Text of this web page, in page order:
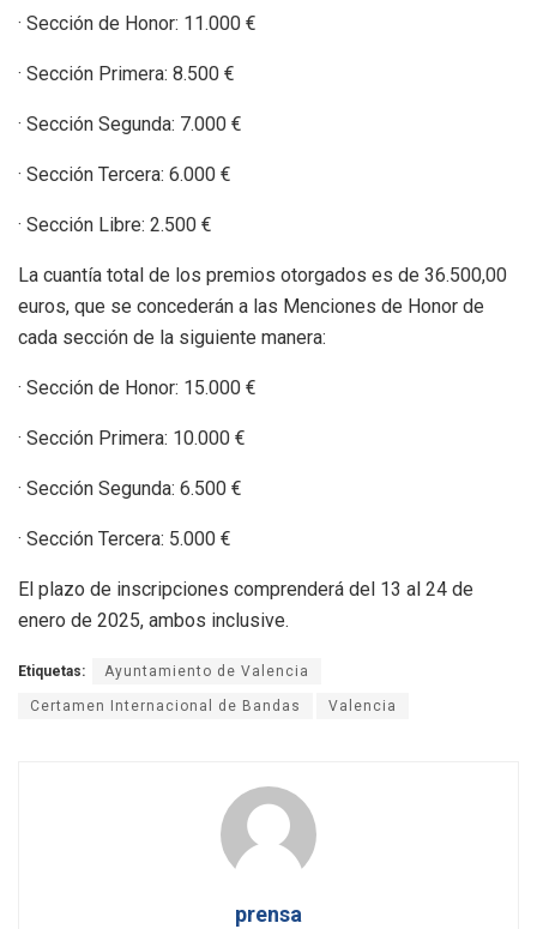
· Sección de Honor: 11.000 €
· Sección Primera: 8.500 €
· Sección Segunda: 7.000 €
· Sección Tercera: 6.000 €
· Sección Libre: 2.500 €
La cuantía total de los premios otorgados es de 36.500,00
euros, que se concederán a las Menciones de Honor de
cada sección de la siguiente manera:
· Sección de Honor: 15.000 €
· Sección Primera: 10.000 €
· Sección Segunda: 6.500 €
· Sección Tercera: 5.000 €
El plazo de inscripciones comprenderá del 13 al 24 de
enero de 2025, ambos inclusive.
Etiquetas: Ayuntamiento de Valencia
Certamen Internacional de Bandas Valencia
prensa